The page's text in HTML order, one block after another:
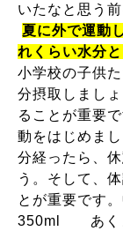
いたなと思う
夏に外で運動
れくらい水分
小学校の子供た
分摂取しまし
ることが重要
動をはじめまし
分経ったら、
う。そして、
とが重要です
350ml
あくま